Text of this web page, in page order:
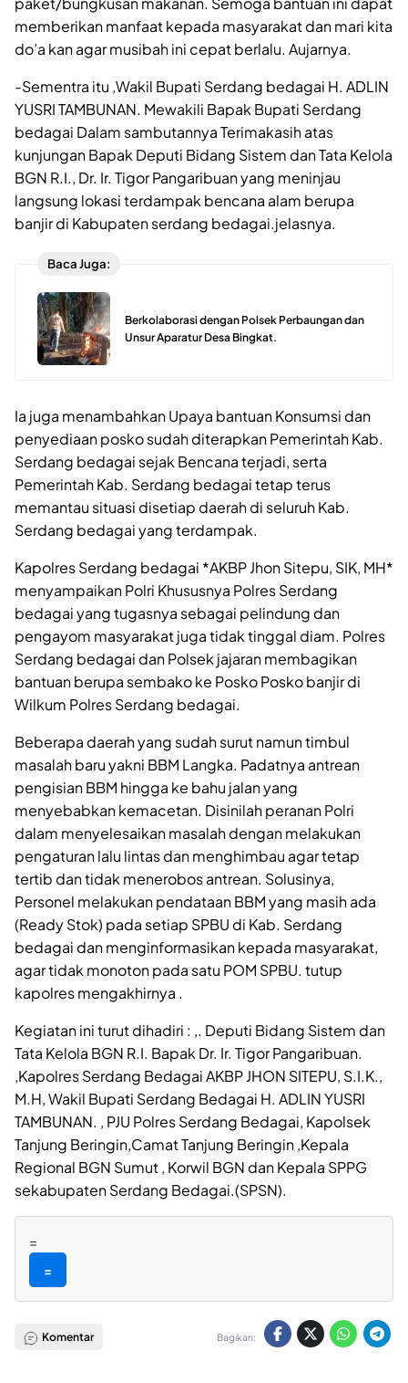
memberikan manfaat kepada masyarakat dan mari kita
do’a kan agar musibah ini cepat berlalu. Aujarnya.
-Sementra itu ,Wakil Bupati Serdang bedagai H. ADLIN
YUSRI TAMBUNAN. Mewakili Bapak Bupati Serdang
bedagai Dalam sambutannya Terimakasih atas
kunjungan Bapak Deputi Bidang Sistem dan Tata Kelola
BGN R.I., Dr. Ir. Tigor Pangaribuan yang meninjau
langsung lokasi terdampak bencana alam berupa
banjir di Kabupaten serdang bedagai.jelasnya.
Baca Juga:
Berkolaborasi dengan Polsek Perbaungan dan
Unsur Aparatur Desa Bingkat.
Ia juga menambahkan Upaya bantuan Konsumsi dan
penyediaan posko sudah diterapkan Pemerintah Kab.
Serdang bedagai sejak Bencana terjadi, serta
Pemerintah Kab. Serdang bedagai tetap terus
memantau situasi disetiap daerah di seluruh Kab.
Serdang bedagai yang terdampak.
Kapolres Serdang bedagai *AKBP Jhon Sitepu, SIK, MH*
menyampaikan Polri Khususnya Polres Serdang
bedagai yang tugasnya sebagai pelindung dan
pengayom masyarakat juga tidak tinggal diam. Polres
Serdang bedagai dan Polsek jajaran membagikan
bantuan berupa sembako ke Posko Posko banjir di
Wilkum Polres Serdang bedagai.
Beberapa daerah yang sudah surut namun timbul
masalah baru yakni BBM Langka. Padatnya antrean
pengisian BBM hingga ke bahu jalan yang
menyebabkan kemacetan. Disinilah peranan Polri
dalam menyelesaikan masalah dengan melakukan
pengaturan lalu lintas dan menghimbau agar tetap
tertib dan tidak menerobos antrean. Solusinya,
Personel melakukan pendataan BBM yang masih ada
(Ready Stok) pada setiap SPBU di Kab. Serdang
bedagai dan menginformasikan kepada masyarakat,
agar tidak monoton pada satu POM SPBU. tutup
kapolres mengakhirnya .
Kegiatan ini turut dihadiri : ,. Deputi Bidang Sistem dan
Tata Kelola BGN R.I. Bapak Dr. Ir. Tigor Pangaribuan.
,Kapolres Serdang Bedagai AKBP JHON SITEPU, S.I.K.,
M.H, Wakil Bupati Serdang Bedagai H. ADLIN YUSRI
TAMBUNAN. , PJU Polres Serdang Bedagai, Kapolsek
Tanjung Beringin,Camat Tanjung Beringin ,Kepala
Regional BGN Sumut , Korwil BGN dan Kepala SPPG
sekabupaten Serdang Bedagai.(SPSN).
=
=
Komentar Bagikan: